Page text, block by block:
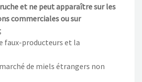
et ne peut apparaître sur les
commerciales ou sur
faux-producteurs et la
de miels étrangers non